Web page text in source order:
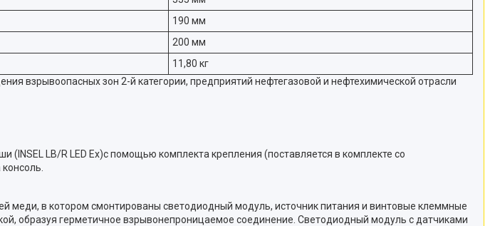
190 мм
200 мм
11,80 кг
взрывоопасных зон 2-й категории, предприятий нефтегазовой и нефтехимической отрасли
(INSEL LB/R LED Ex)с помощью комплекта крепления (поставляется в комплекте со
меди, в котором смонтированы светодиодный модуль, источник питания и винтовые клеммные
образуя герметичное взрывонепроницаемое соединение. Светодиодный модуль с датчиками